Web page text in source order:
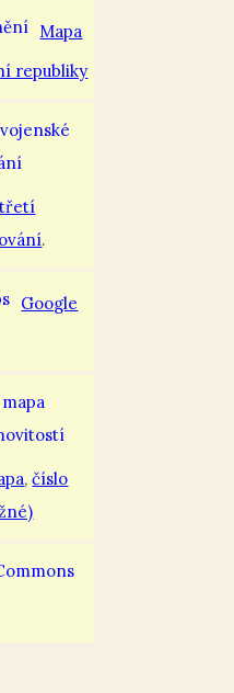
Mapa
republiky
třetí
.
Google
,číslo